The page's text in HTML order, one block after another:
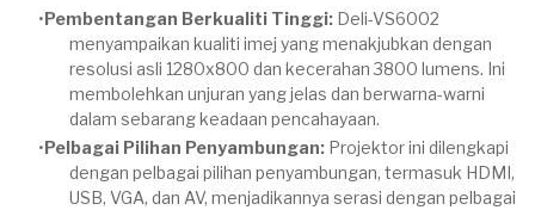
Pembentangan Berkualiti Tinggi: Deli-VS6002
menyampaikan kualiti imej yang menakjubkan dengan
resolusi asli 1280x800 dan kecerahan 3800 lumens. Ini
membolehkan unjuran yang jelas dan berwarna-warni
dalam sebarang keadaan pencahayaan.
Pelbagai Pilihan Penyambungan: Projektor ini dilengkapi
dengan pelbagai pilihan penyambungan, termasuk HDMI,
USB, VGA, dan AV, menjadikannya serasi dengan pelbagai